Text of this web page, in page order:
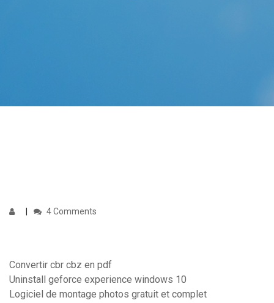
4 Comments
Convertir cbr cbz en pdf
Uninstall geforce experience windows 10
Logiciel de montage photos gratuit et complet